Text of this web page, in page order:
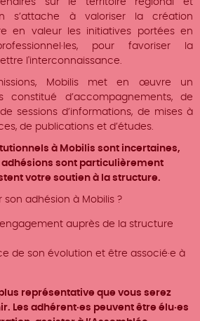
sur le territoire régional et
s’attache à valoriser la création
en valeur les initiatives portées en
pour favoriser la
l'interconnaissance.
Mobilis met en œuvre un
constitué d’accompagnements, de
sessions d’informations, de mises à
de publications et d’études.
à Mobilis sont incertaines,
adhésions sont particulièrement
votre soutien à la structure.
adhésion à Mobilis ?
auprès de la structure
de son évolution et être associé·e à
représentative que vous serez
Les adhérent·es peuvent être élu·es